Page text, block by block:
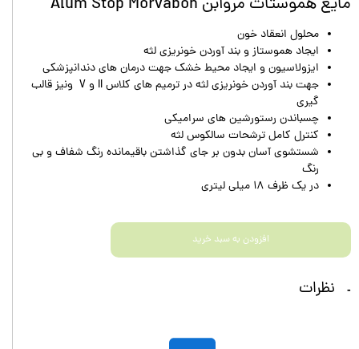
محلول انعقاد خون
ایجاد هموستاز و بند آوردن خونریزی لثه
ایزولاسیون و ایجاد محیط خشک جهت درمان های دندانپزشکی
جهت بند آوردن خونریزی لثه در ترمیم های کلاس II و V ونیز قالب
گیری
چسباندن رستورشین های سرامیکی
کنترل کامل ترشحات سالکوس لثه
شستشوی آسان بدون بر جای گذاشتن باقیمانده رنگ شفاف و بی
رنگ
در یک ظرف ۱۸ میلی لیتری
افزودن به سبد خرید
نظرات